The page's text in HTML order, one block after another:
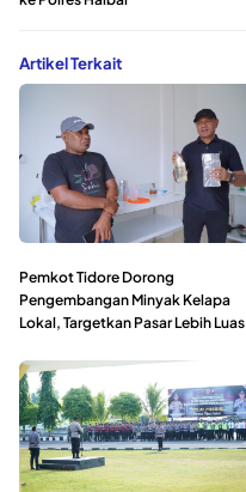
Artikel Terkait
Pemkot Tidore Dorong
Pengembangan Minyak Kelapa
Lokal, Targetkan Pasar Lebih Luas